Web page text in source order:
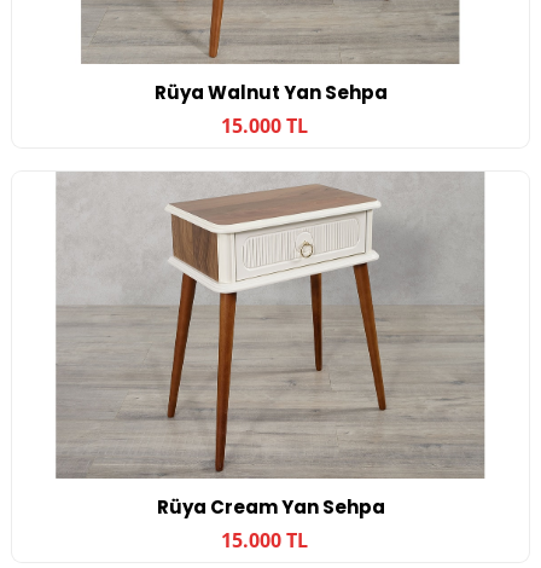
Rüya Walnut Yan Sehpa
15.000 TL
Rüya Cream Yan Sehpa
15.000 TL